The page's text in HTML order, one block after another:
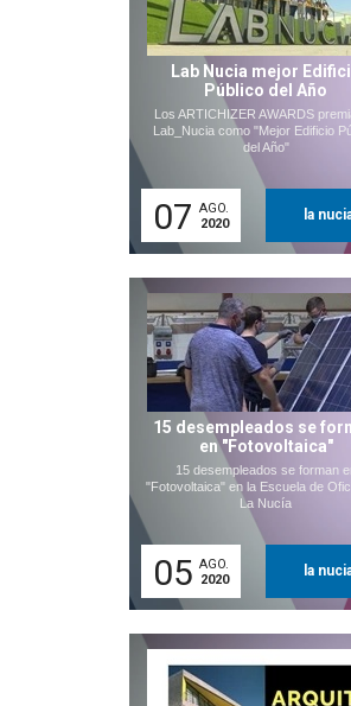
Lab Nucia mejor
Público del Año
Los ARTICHIZER AWARDS
Lab_Nucia como "Mejor Edificio
del Año"
07 AGO.
2020
la
15 desempleados se
en "Fotovoltaica"
15 desempleados se forman
"Fotovoltaica" en la Escuela de
La Nucía
05 AGO.
2020
la